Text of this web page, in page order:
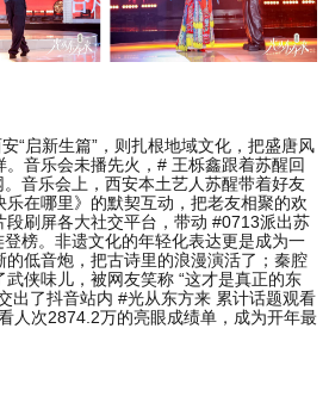
“启新生篇”，则扎根地域文化，把盛唐风
音乐会未播先火，# 王栎鑫跟着苏醒回
音乐会上，西安本土艺人苏醒带着好友
在哪里》的默契互动，把老友相聚的欢
段刷屏各大社交平台，带动 #0713派出苏
榜。非遗文化的年轻化表达更是成为一
的低音炮，把古诗里的浪漫演活了；秦腔
侠味儿，被网友笑称 “这才是真正的东
出了抖音站内 #光从东方来 累计话题观看
人次2874.2万的亮眼成绩单，成为开年最